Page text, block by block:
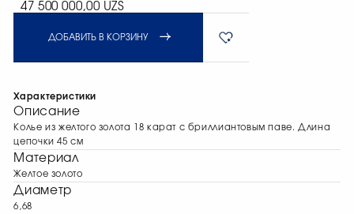
47 500 000,00 UZS
ДОБАВИТЬ В КОРЗИНУ
Характеристики
Описание
Колье из желтого золота 18 карат с бриллиантовым паве. Длина
цепочки 45 см
Материал
Желтое золото
Диаметр
6,68